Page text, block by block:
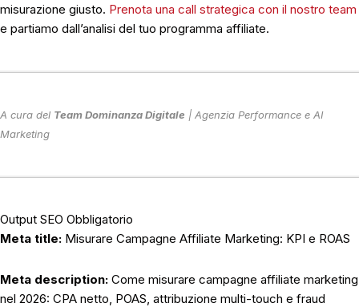
misurazione giusto. Prenota una call strategica con il nostro team
e partiamo dall’analisi del tuo programma affiliate.
A cura del Team Dominanza Digitale | Agenzia Performance e AI
Marketing
Output SEO Obbligatorio
Meta title: Misurare Campagne Affiliate Marketing: KPI e ROAS
Meta description: Come misurare campagne affiliate marketing
nel 2026: CPA netto, POAS, attribuzione multi-touch e fraud